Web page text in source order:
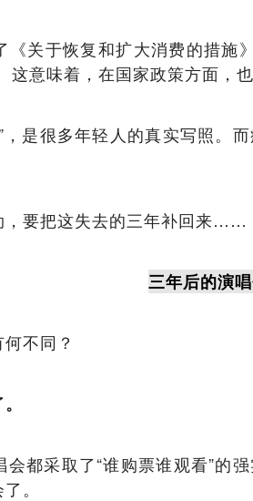
关于恢复和扩大消费的措施
这意味着，在国家政策方面，
是很多年轻人的真实写照。
，要把这失去的三年补回来……
三年后的演
不同？
都采取了“谁购票谁观看”的
。